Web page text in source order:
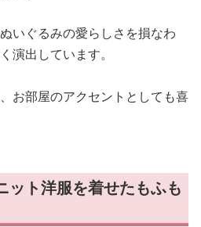
いぐるみの愛らしさを損なわ
演出しています。
お部屋のアクセントとしても喜
ット洋服を着せたもふも